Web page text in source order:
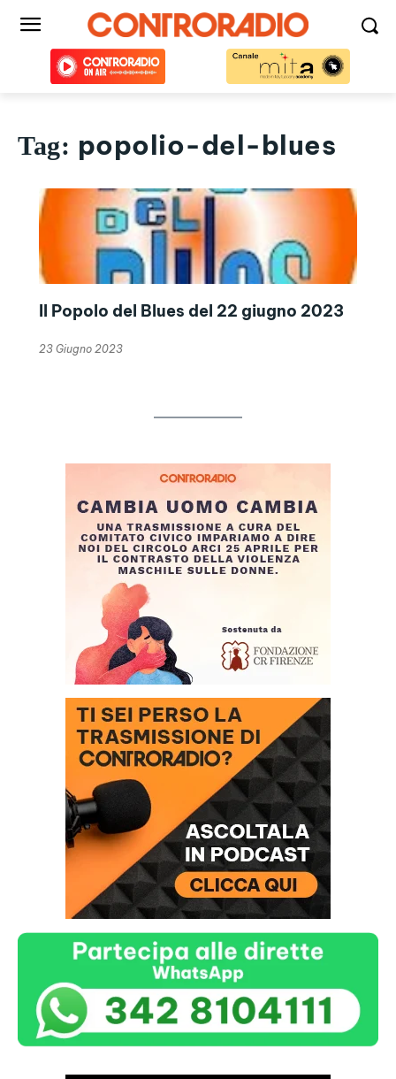
Tag: popolio-del-blues
Il Popolo del Blues del 22 giugno 2023
23 Giugno 2023